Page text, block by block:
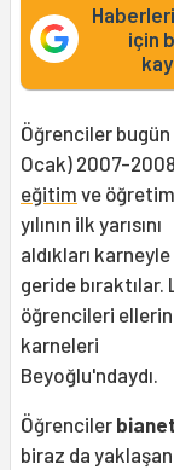
için
Öğrenciler bugün
Ocak) 2007-2008
eğitim ve öğretim
yılının ilk yarısını
aldıkları karneyle
geride bıraktılar.
öğrencileri
karneleri
Beyoğlu'ndaydı.
Öğrenciler bianet
biraz da yaklaşan